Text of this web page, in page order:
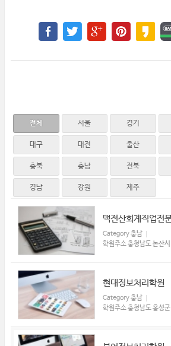
전체 서울 경기
대구 대전 울산
충북 충남 전북
경남 강원 제주
맥전산회계직업전
Category충남
학원주소충청남도 논산
현대정보처리학원
Category충남
학원주소충청남도 홍성